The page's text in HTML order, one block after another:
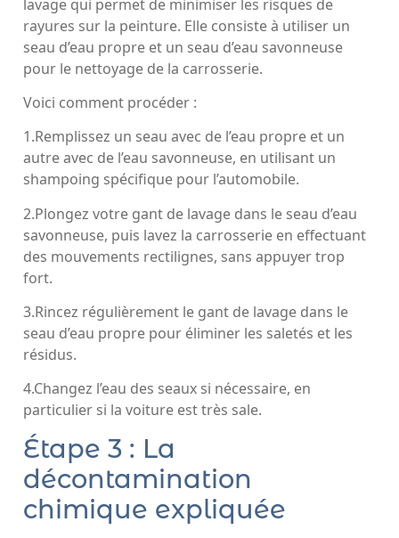
lavage qui permet de minimiser les risques de
rayures sur la peinture. Elle consiste à utiliser un
seau d’eau propre et un seau d’eau savonneuse
pour le nettoyage de la carrosserie.
Voici comment procéder :
1.Remplissez un seau avec de l’eau propre et un
autre avec de l’eau savonneuse, en utilisant un
shampoing spécifique pour l’automobile.
2.Plongez votre gant de lavage dans le seau d’eau
savonneuse, puis lavez la carrosserie en effectuant
des mouvements rectilignes, sans appuyer trop
fort.
3.Rincez régulièrement le gant de lavage dans le
seau d’eau propre pour éliminer les saletés et les
résidus.
4.Changez l’eau des seaux si nécessaire, en
particulier si la voiture est très sale.
Étape 3 : La
décontamination
chimique expliquée